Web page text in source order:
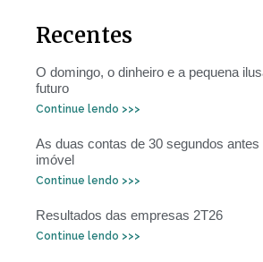
Recentes
O domingo, o dinheiro e a pequena
futuro
Continue lendo >>>
As duas contas de 30 segundos
imóvel
Continue lendo >>>
Resultados das empresas 2T26
Continue lendo >>>